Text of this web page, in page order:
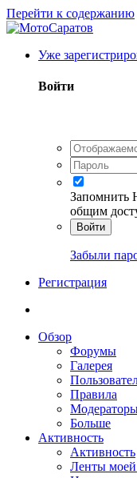
Перейти к содержанию
Уже
Войти
Запомнить
общим
Войти
Забыли
Регистрация
Обзор
Форумы
Галерея
Правила
Больше
Активность
Активность
Ленты моей